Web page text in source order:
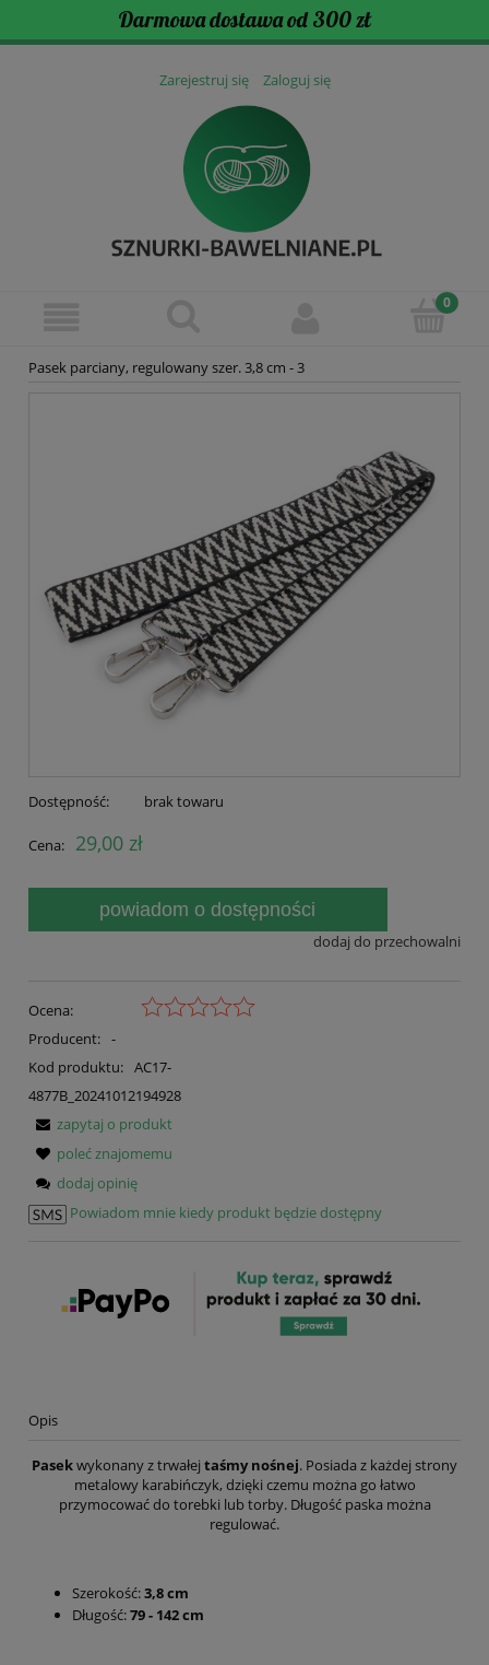
Darmowa dostawa od 300 zł
Zarejestruj się Zaloguj się
Pasek parciany, regulowany szer. 3,8 cm - 3
Dostępność: brak towaru
Cena: 29,00 zł
powiadom o dostępności
dodaj do przechowalni
Ocena:
Producent: -
Kod produktu: AC17-
4877B_20241012194928
zapytaj o produkt
poleć znajomemu
dodaj opinię
Powiadom mnie kiedy produkt będzie dostępny
Opis
Pasekwykonany z trwałej taśmy nośnej. Posiada z każdej strony
metalowy karabińczyk, dzięki czemu można go łatwo
przymocować do torebki lub torby. Długość paska można
regulować.
Szerokość:3,8 cm
Długość:79 - 142 cm